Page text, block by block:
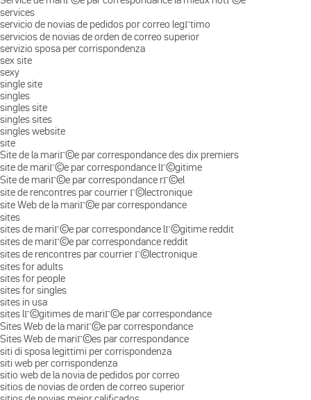
services
servicio de novias de pedidos por correo legГ­timo
servicios de novias de orden de correo superior
servizio sposa per corrispondenza
sex site
sexy
single site
singles
singles site
singles sites
singles website
site
Site de la mariГ©e par correspondance des dix premiers
site de mariГ©e par correspondance lГ©gitime
Site de mariГ©e par correspondance rГ©el
site de rencontres par courrier Г©lectronique
site Web de la mariГ©e par correspondance
sites
sites de mariГ©e par correspondance lГ©gitime reddit
sites de mariГ©e par correspondance reddit
sites de rencontres par courrier Г©lectronique
sites for adults
sites for people
sites for singles
sites in usa
sites lГ©gitimes de mariГ©e par correspondance
Sites Web de la mariГ©e par correspondance
Sites Web de mariГ©es par correspondance
siti di sposa legittimi per corrispondenza
siti web per corrispondenza
sitio web de la novia de pedidos por correo
sitios de novias de orden de correo superior